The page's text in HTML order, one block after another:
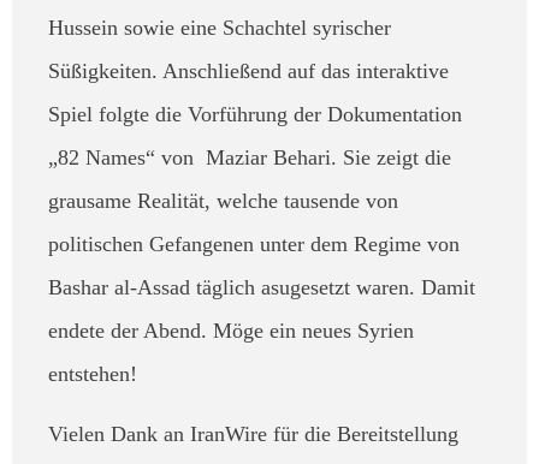
Hussein sowie eine Schachtel syrischer
Süßigkeiten. Anschließend auf das interaktive
Spiel folgte die Vorführung der Dokumentation
„82 Names“ von Maziar Behari. Sie zeigt die
grausame Realität, welche tausende von
politischen Gefangenen unter dem Regime von
Bashar al-Assad täglich asugesetzt waren. Damit
endete der Abend. Möge ein neues Syrien
entstehen!
Vielen Dank an IranWire für die Bereitstellung